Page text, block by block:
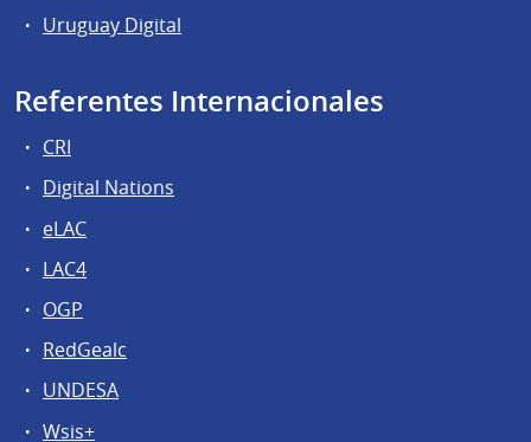
Uruguay Digital
Referentes Internacionales
CRI
Digital Nations
eLAC
LAC4
OGP
RedGealc
UNDESA
Wsis+